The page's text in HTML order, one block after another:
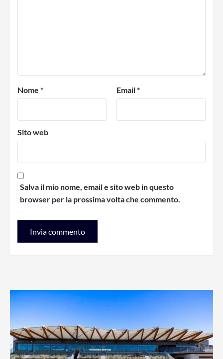
Nome * Email*
Sito web
Salva il mio nome, email e sito web in questo
browser per la prossima volta che commento.